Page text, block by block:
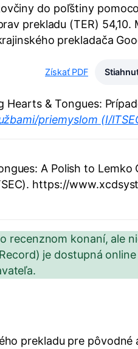
do poľštiny
prekladu (TER)
prekladača
Získať PDF
Hearts & Tongues:
priemyslom (I/
A Polish to
https://
recenznom konaní, ale
je dostupná
prekladu pre